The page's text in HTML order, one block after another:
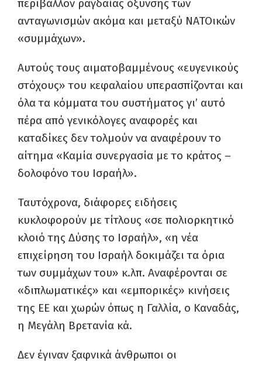
περιβάλλον ραγδαίας όξυνσης των
ανταγωνισμών ακόμα και μεταξύ ΝΑΤΟικών
«συμμάχων».
Αυτούς τους αιματοβαμμένους «ευγενικούς
στόχους» του κεφαλαίου υπερασπίζονται και
όλα τα κόμματα του συστήματος γι’ αυτό
πέρα από γενικόλογες αναφορές και
καταδίκες δεν τολμούν να αναφέρουν το
αίτημα «Καμία συνεργασία με το κράτος –
δολοφόνο του Ισραήλ».
Ταυτόχρονα, διάφορες ειδήσεις
κυκλοφορούν με τίτλους «σε πολιορκητικό
κλοιό της Δύσης το Ισραήλ», «η νέα
επιχείρηση του Ισραήλ δοκιμάζει τα όρια
των συμμάχων του» κ.λπ. Αναφέρονται σε
«διπλωματικές» και «εμπορικές» κινήσεις
της ΕΕ και χωρών όπως η Γαλλία, ο Καναδάς,
η Μεγάλη Βρετανία κά.
Δεν έγιναν ξαφνικά άνθρωποι οι